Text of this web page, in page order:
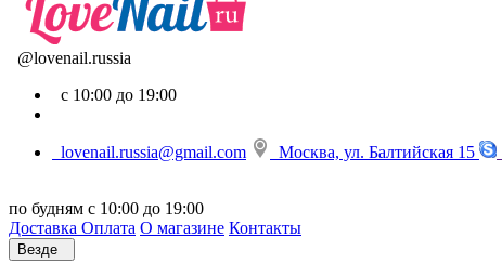
@lovenail.russia
с 10:00 до 19:00
lovenail.russia@gmail.com Москва, ул. Балтийская 15
по будням с 10:00 до 19:00
Доставка Оплата О магазине Контакты
Везде